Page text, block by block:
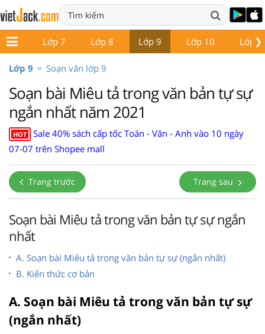
❯
6 Lớp 7 Lớp 8 Lớp 9 Lớp 10 Lớp
Lớp 9 Soạn văn lớp 9
Soạn bài Miêu tả trong văn bản tự sự
ngắn nhất năm 2021
HOT
Sale 40% sách cấp tốc Toán - Văn - Anh vào 10 ngày
07-07 trên Shopee mall
Trang trước Trang sau
Soạn bài Miêu tả trong văn bản tự sự ngắn
nhất
A. Soạn bài Miêu tả trong văn bản tự sự (ngắn nhất)
B. Kiến thức cơ bản
A. Soạn bài Miêu tả trong văn bản tự sự
(ngắn nhất)